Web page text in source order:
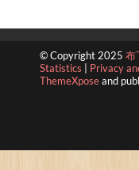
© Copyright 2025 布
Statistics | Privacy
ThemeXposeand